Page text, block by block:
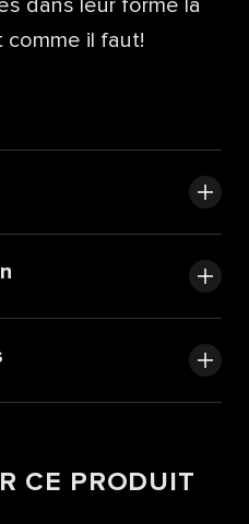
dans leur forme la
comme il faut!
CE PRODUIT